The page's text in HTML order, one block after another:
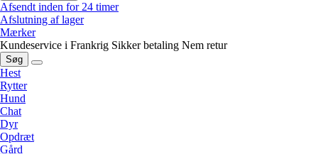
Afsendt inden for 24 timer
Afslutning af lager
Mærker
Kundeservice i Frankrig Sikker betaling Nem retur
Søg
Hest
Rytter
Hund
Chat
Dyr
Opdræt
Gård